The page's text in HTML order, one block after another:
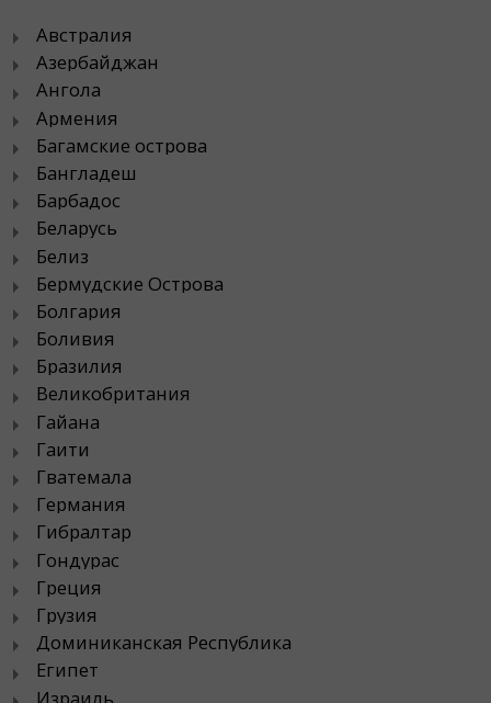
Австралия
Азербайджан
Ангола
Армения
Багамские острова
Бангладеш
Барбадос
Беларусь
Белиз
Бермудские Острова
Болгария
Боливия
Бразилия
Великобритания
Гайана
Гаити
Гватемала
Германия
Гибралтар
Гондурас
Греция
Грузия
Доминиканская Республика
Египет
Израиль